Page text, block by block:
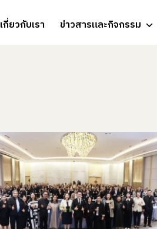
เกี่ยวกับเรา
ข่าวสารและกิจกรรม